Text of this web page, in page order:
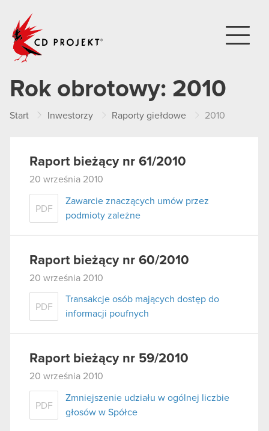
Rok obrotowy: 2010
Start Inwestorzy Raporty giełdowe 2010
Raport bieżący nr 61/2010
20 września 2010
PDF
Zawarcie znaczących umów przez
podmioty zależne
Raport bieżący nr 60/2010
20 września 2010
PDF
Transakcje osób mających dostęp do
informacji poufnych
Raport bieżący nr 59/2010
20 września 2010
PDF
Zmniejszenie udziału w ogólnej liczbie
głosów w Spółce